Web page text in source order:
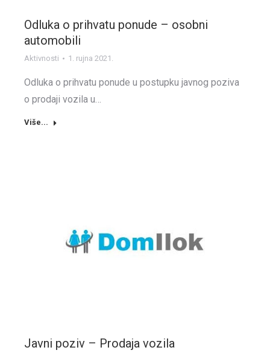
Odluka o prihvatu ponude – osobni
automobili
Aktivnosti 1. rujna 2021.
Odluka o prihvatu ponude u postupku javnog poziva
o prodaji vozila u…
Više...
Javni poziv – Prodaja vozila